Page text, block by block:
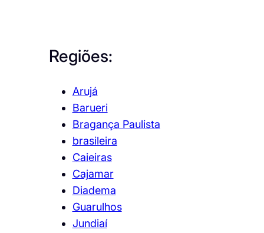
Regiões:
Arujá
Barueri
Bragança Paulista
brasileira
Caieiras
Cajamar
Diadema
Guarulhos
Jundiaí